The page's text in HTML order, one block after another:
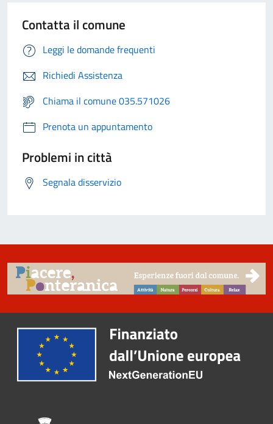
Contatta il comune
Leggi le domande frequenti
Richiedi Assistenza
Chiama il comune 035.571026
Prenota un appuntamento
Problemi in città
Segnala disservizio